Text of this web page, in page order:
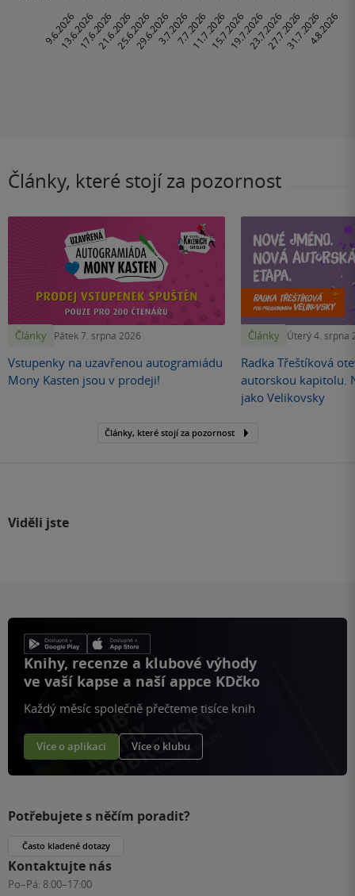
Články, které stojí za pozornost
Články Pátek 7. srpna 2026
Vstupenky na uzavřenou autogramiádu
Mony Kasten jsou v prodeji!
Články Úterý 4. srpna
Radka Třeštíková
autorskou kapitolu.
jako Velikovsky
Články, které stojí za pozornost
Viděli jste
Knihy, recenze a klubové výhody
ve vaší kapse a naší appce KDčko
Každý měsíc společně přečteme tisíce knih
Více o aplikaci Více o klubu
Potřebujete s něčím poradit?
Často kladené dotazy
Kontaktujte nás
Po–Pá: 8:00–17:00